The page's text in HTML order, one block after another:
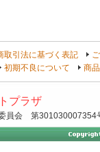
取引法に基づく表記
初期不良について
商
プラザ
員会 第301030007354